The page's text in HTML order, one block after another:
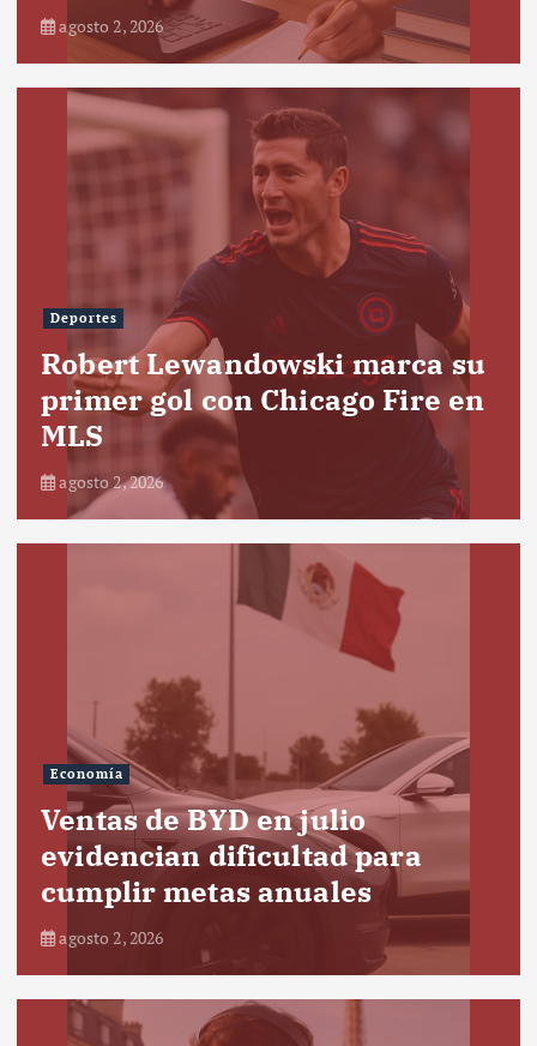
agosto 2, 2026
Deportes
Robert Lewandowski marca su
primer gol con Chicago Fire en
MLS
agosto 2, 2026
Economía
Ventas de BYD en julio
evidencian dificultad para
cumplir metas anuales
agosto 2, 2026